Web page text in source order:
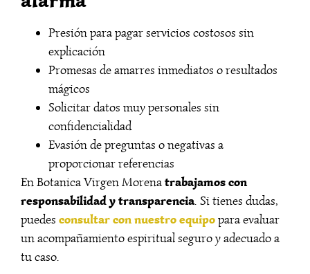
Presión para pagar servicios costosos sin
explicación
Promesas de amarres inmediatos o resultados
mágicos
Solicitar datos muy personales sin
confidencialidad
Evasión de preguntas o negativas a
proporcionar referencias
En Botanica Virgen Morenatrabajamos con
responsabilidad y transparencia. Si tienes dudas,
puedes consultar con nuestro equipopara evaluar
un acompañamiento espiritual seguro y adecuado a
tu caso.